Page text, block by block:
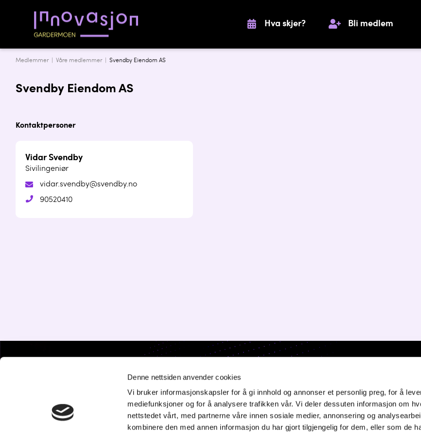
Denne nettsiden anvender cookies
Vi bruker informasjonskapsler for å gi innhold og annonser et personlig preg, for å
mediefunksjoner og for å analysere trafikken vår. Vi deler dessuten informasjon om
nettstedet vårt, med partnerne våre innen sosiale medier, annonsering og
kombinere den med annen informasjon du har gjort tilgjengelig for dem, eller som de
Hva skjer? Bli medlem
Medlemmer | Våre medlemmer| Svendby Eiendom AS
Svendby Eiendom AS
Kontaktpersoner
Vidar Svendby
Sivilingeniør
vidar.svendby@svendby.no
90520410
Storgata 6,
2050 Jessheim
Tlf: 64 82 22 90
post@innovasjon-gardermoen.no